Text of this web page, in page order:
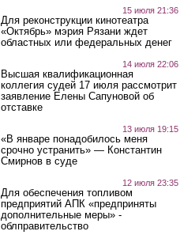
15 июля 21:36
Для реконструкции кинотеатра
«Октябрь» мэрия Рязани ждет
областных или федеральных денег
14 июля 22:06
Высшая квалификационная
коллегия судей 17 июля рассмотрит
заявление Елены Сапуновой об
отставке
13 июля 19:15
«В январе понадобилось меня
срочно устранить» — Константин
Смирнов в суде
12 июля 23:35
Для обеспечения топливом
предприятий АПК «предприняты
дополнительные меры» -
облправительство